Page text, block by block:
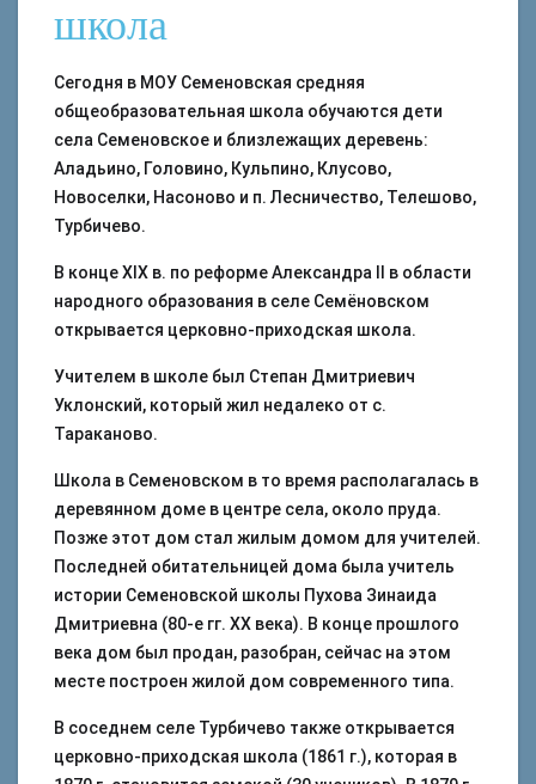
школа
Сегодня в МОУ Семеновская средняя
общеобразовательная школа обучаются дети
села Семеновское и близлежащих деревень:
Аладьино, Головино, Кульпино, Клусово,
Новоселки, Насоново и п. Лесничество, Телешово,
Турбичево.
В конце ХIХ в. по реформе Александра II в области
народного образования в селе Семёновском
открывается церковно-приходская школа.
Учителем в школе был Степан Дмитриевич
Уклонский, который жил недалеко от с.
Тараканово.
Школа в Семеновском в то время располагалась в
деревянном доме в центре села, около пруда.
Позже этот дом стал жилым домом для учителей.
Последней обитательницей дома была учитель
истории Семеновской школы Пухова Зинаида
Дмитриевна (80-е гг. XX века). В конце прошлого
века дом был продан, разобран, сейчас на этом
месте построен жилой дом современного типа.
В соседнем селе Турбичево также открывается
церковно-приходская школа (1861 г.), которая в